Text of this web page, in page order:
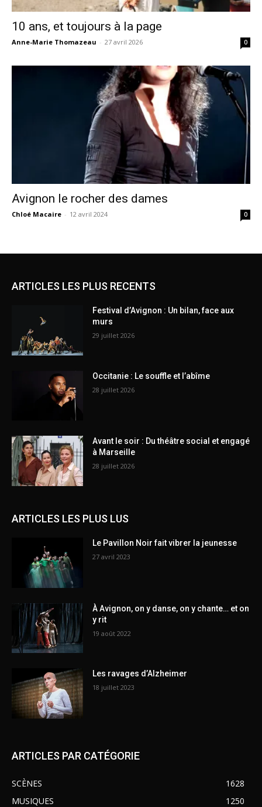
10 ans, et toujours à la page
Anne-Marie Thomazeau - 27 avril 2026 0
Avignon le rocher des dames
Chloé Macaire - 12 avril 2024 0
ARTICLES LES PLUS RECENTS
Festival d’Avignon : Un bilan, face aux
murs
29 juillet 2026
Occitanie : Le souffle et l’abîme
28 juillet 2026
Avant le soir : Du théâtre social et engagé
à Marseille
28 juillet 2026
ARTICLES LES PLUS LUS
Le Pavillon Noir fait vibrer la jeunesse
27 avril 2023
À Avignon, on y danse, on y chante… et on
y rit
19 août 2022
Les ravages d’Alzheimer
18 juillet 2023
ARTICLES PAR CATÉGORIE
SCÈNES
1628
MUSIQUES
1250